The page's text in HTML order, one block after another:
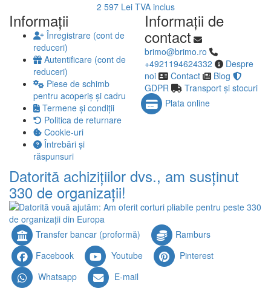
2 597 Lei TVA inclus
Informaţii
Înregistrare (cont de
reduceri)
Autentificare (cont de
reduceri)
Piese de schimb
pentru acoperiș și cadru
Termene și condiții
Politica de returnare
Cookie-uri
Întrebări și
răspunsuri
Informaţii de
contact
brimo@brimo.ro
+4921194624332
Despre
noi
Contact
Blog
GDPR
Transport și stocuri
Datorită achizițiilor dvs., am susținut
330 de organizații!
Plata online
Transfer bancar (proformă)
Ramburs
Facebook
Youtube
Pinterest
Whatsapp
E-mail